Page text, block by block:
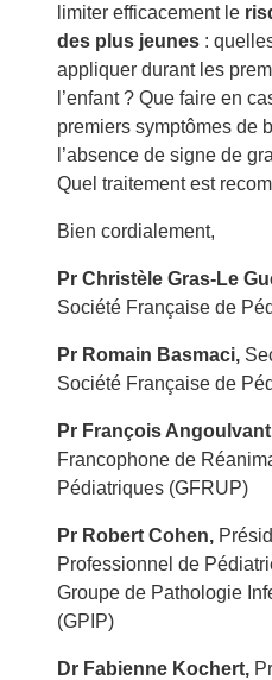
limiter efficacement le
des plus jeunes :
appliquer durant les
l’enfant ? Que faire en
premiers symptômes de
l’absence de signe de
Quel traitement est
Bien cordialement,
Pr Christèle Gras-Le
Société Française de
Pr Romain Basmaci,
Société Française de
Pr François
Francophone de
Pédiatriques (GFRUP)
Pr Robert Cohen,
Professionnel de
Groupe de Pathologie
(GPIP)
Dr Fabienne Kochert,